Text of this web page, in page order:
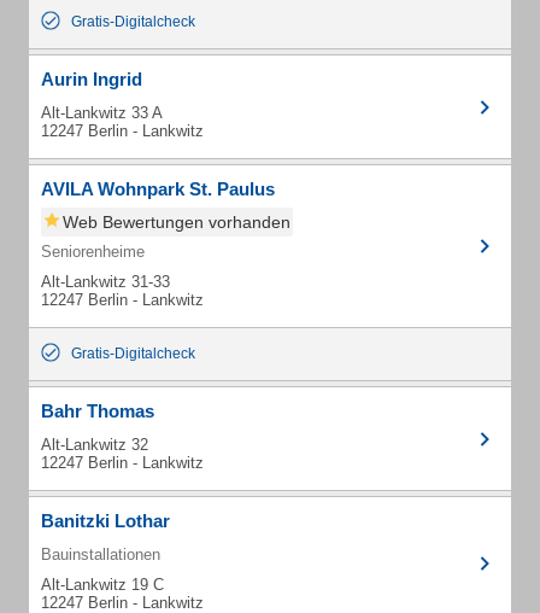
Gratis-Digitalcheck
Aurin Ingrid
Alt-Lankwitz 33 A
12247 Berlin - Lankwitz
AVILA Wohnpark St. Paulus
Web Bewertungen vorhanden
Seniorenheime
Alt-Lankwitz 31-33
12247 Berlin - Lankwitz
Gratis-Digitalcheck
Bahr Thomas
Alt-Lankwitz 32
12247 Berlin - Lankwitz
Banitzki Lothar
Bauinstallationen
Alt-Lankwitz 19 C
12247 Berlin - Lankwitz